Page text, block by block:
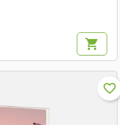
shopping_cart
favorite_border